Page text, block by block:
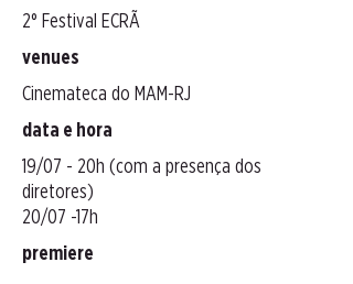
2° Festival ECRÃ
venues
Cinemateca do MAM-RJ
data e hora
19/07 - 20h (com a presença dos
diretores)
20/07 -17h
premiere